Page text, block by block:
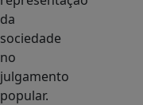
da
sociedade
no
julgamento
popular.